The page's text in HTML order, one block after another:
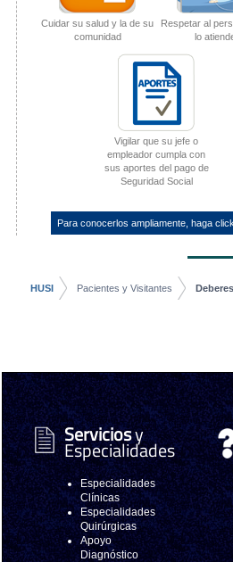
Cuidar su salud y la de su
comunidad
Respetar al
lo
Vigilar que su jefe o
empleador cumpla con
sus aportes del pago de
Seguridad Social
Para conocerlos ampliamente, haga
HUSI Pacientes y Visitantes
Serviciosy
Especialidades
Especialidades
Clínicas
Especialidades
Quirúrgicas
Apoyo
Diagnóstico